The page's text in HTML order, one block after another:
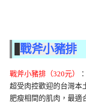
戰斧小豬排
戰斧小豬排（320元）
：
超受肉控歡迎的台灣本
肥瘦相間的肌肉，最適